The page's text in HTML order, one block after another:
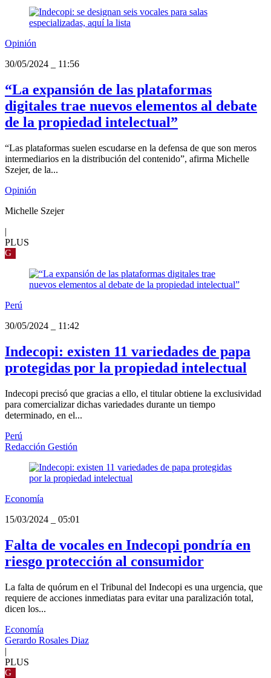
Opinión
30/05/2024
11:56
“La expansión de las plataformas
digitales trae nuevos elementos al debate
de la propiedad intelectual”
“Las plataformas suelen escudarse en la defensa de que son meros
intermediarios en la distribución del contenido”, afirma Michelle
Szejer, de la...
Opinión
Michelle Szejer
|
PLUS
G
Perú
30/05/2024
11:42
Indecopi: existen 11 variedades de papa
protegidas por la propiedad intelectual
Indecopi precisó que gracias a ello, el titular obtiene la exclusividad
para comercializar dichas variedades durante un tiempo
determinado, en el...
Perú
Redacción Gestión
Economía
15/03/2024
05:01
Falta de vocales en Indecopi pondría en
riesgo protección al consumidor
La falta de quórum en el Tribunal del Indecopi es una urgencia, que
requiere de acciones inmediatas para evitar una paralización total,
dicen los...
Economía
Gerardo Rosales Diaz
|
PLUS
G